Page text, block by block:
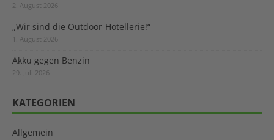
2. August 2026
„Wir sind die Outdoor-Hotellerie!“
1. August 2026
Akku gegen Benzin
29. Juli 2026
KATEGORIEN
Allgemein